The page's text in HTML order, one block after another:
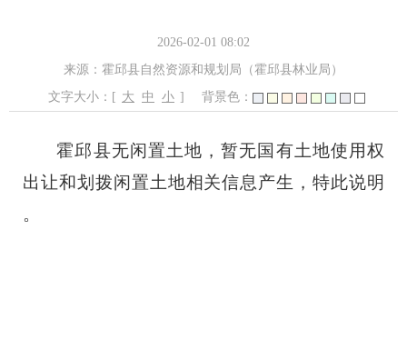
2026-02-01 08:02
来源：霍邱县自然资源和规划局（霍邱县林业局）
文字大小：[ 大 中 小 ] 背景色：
霍邱县无闲置土地，暂无国有土地使用权
出让和划拨闲置土地相关信息产生，特此说明
。